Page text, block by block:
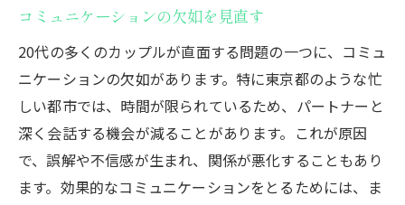
コミュニケーションの欠如を見直す
20代の多くのカップルが直面する問題の一つに、コミュ
ニケーションの欠如があります。特に東京都のような忙
しい都市では、時間が限られているため、パートナーと
深く会話する機会が減ることがあります。これが原因
で、誤解や不信感が生まれ、関係が悪化することもあり
ます。効果的なコミュニケーションをとるためには、ま